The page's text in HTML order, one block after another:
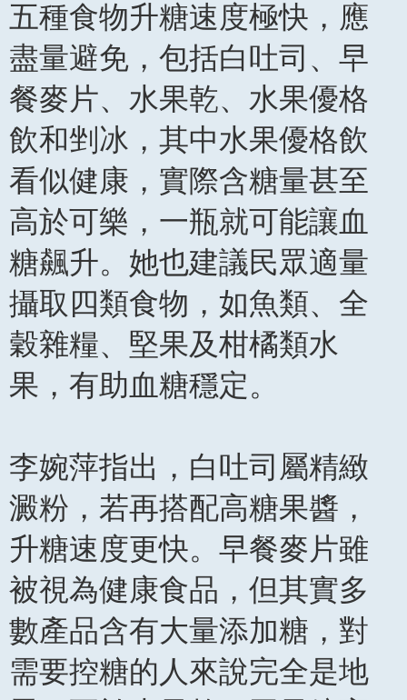
五種食物升糖速度極快，應
盡量避免，包括白吐司、早
餐麥片、水果乾、水果優格
飲和剉冰，其中水果優格飲
看似健康，實際含糖量甚至
高於可樂，一瓶就可能讓血
糖飆升。她也建議民眾適量
攝取四類食物，如魚類、全
穀雜糧、堅果及柑橘類水
果，有助血糖穩定。
李婉萍指出，白吐司屬精緻
澱粉，若再搭配高糖果醬，
升糖速度更快。早餐麥片雖
被視為健康食品，但其實多
數產品含有大量添加糖，對
需要控糖的人來說完全是地